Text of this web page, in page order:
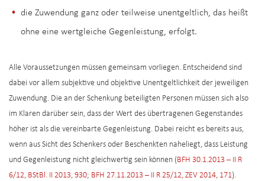
die Zuwendung ganz oder teilweise unentgeltlich, das heißt
ohne eine wertgleiche Gegenleistung, erfolgt.
Alle Voraussetzungen müssen gemeinsam vorliegen. Entscheidend sind
dabei vor allem subjektive und objektive Unentgeltlichkeit der jeweiligen
Zuwendung. Die an der Schenkung beteiligten Personen müssen sich also
im Klaren darüber sein, dass der Wert des übertragenen Gegenstandes
höher ist als die vereinbarte Gegenleistung. Dabei reicht es bereits aus,
wenn aus Sicht des Schenkers oder Beschenkten naheliegt, dass Leistung
und Gegenleistung nicht gleichwertig sein können (BFH 30.1.2013 – II R
6/12, BStBl. II 2013, 930; BFH 27.11.2013 – II R 25/12, ZEV 2014, 171).